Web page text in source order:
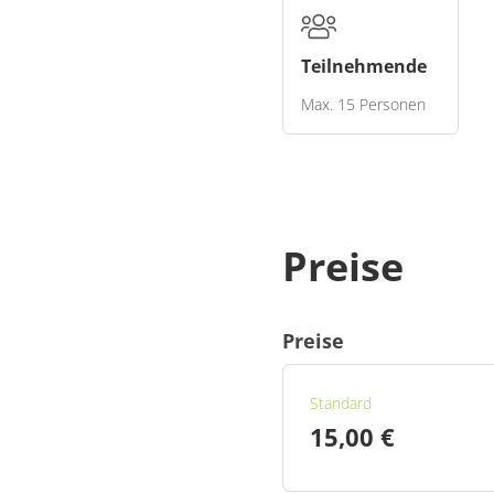
Teilnehmende
Max. 15 Personen
Preise
Preise
Standard
15,00 €